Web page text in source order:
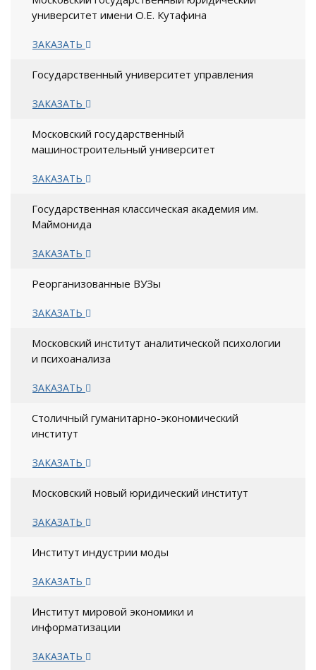
университет имени О.Е. Кутафина
ЗАКАЗАТЬ
Государственный университет управления
ЗАКАЗАТЬ
Московский государственный
машиностроительный университет
ЗАКАЗАТЬ
Государственная классическая академия им.
Маймонида
ЗАКАЗАТЬ
Реорганизованные ВУЗы
ЗАКАЗАТЬ
Московский институт аналитической психологии
и психоанализа
ЗАКАЗАТЬ
Столичный гуманитарно-экономический
институт
ЗАКАЗАТЬ
Московский новый юридический институт
ЗАКАЗАТЬ
Институт индустрии моды
ЗАКАЗАТЬ
Институт мировой экономики и
информатизации
ЗАКАЗАТЬ